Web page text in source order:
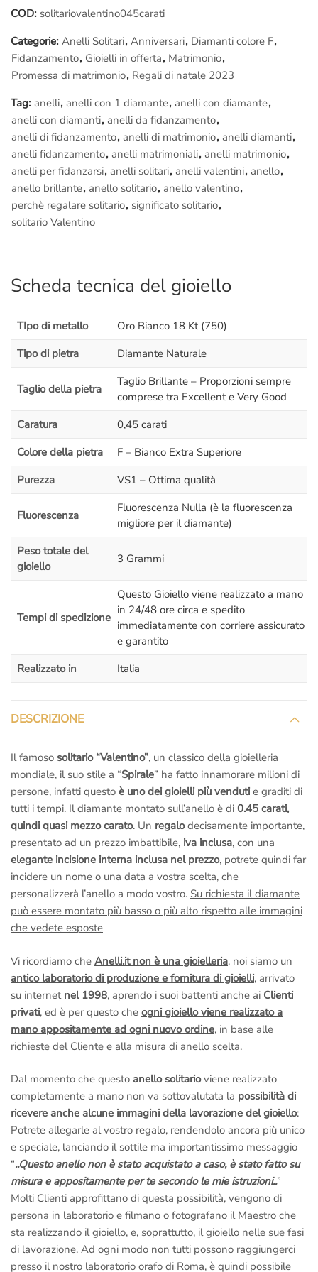
COD: solitariovalentino045carati
Categorie: Anelli Solitari, Anniversari, Diamanti colore F,
Fidanzamento, Gioielli in offerta, Matrimonio,
Promessa di matrimonio, Regali di natale 2023
Tag: anelli, anelli con 1 diamante, anelli con diamante,
anelli con diamanti, anelli da fidanzamento,
anelli di fidanzamento, anelli di matrimonio, anelli diamanti,
anelli fidanzamento, anelli matrimoniali, anelli matrimonio,
anelli per fidanzarsi, anelli solitari, anelli valentini, anello,
anello brillante, anello solitario, anello valentino,
perchè regalare solitario, significato solitario,
solitario Valentino
Scheda tecnica del gioiello
TIpo di metallo
Oro Bianco 18 Kt (750)
Tipo di pietra
Diamante Naturale
Taglio della pietra
Taglio Brillante – Proporzioni sempre
comprese tra Excellent e Very Good
Caratura
0,45 carati
Colore della pietra
F – Bianco Extra Superiore
Purezza
VS1 – Ottima qualità
Fluorescenza
Fluorescenza Nulla (è la fluorescenza
migliore per il diamante)
Peso totale del
gioiello
3 Grammi
Tempi di spedizione
Questo Gioiello viene realizzato a mano
in 24/48 ore circa e spedito
immediatamente con corriere assicurato
e garantito
Realizzato in
Italia
DESCRIZIONE
Il famoso solitario “Valentino”, un classico della gioielleria
mondiale, il suo stile a “Spirale” ha fatto innamorare milioni di
persone, infatti questo è uno dei gioielli più venduti e graditi di
tutti i tempi. Il diamante montato sull’anello è di 0.45 carati,
quindi quasi mezzo carato. Un regalodecisamente importante,
presentato ad un prezzo imbattibile, iva inclusa, con una
elegante incisione interna inclusa nel prezzo, potrete quindi far
incidere un nome o una data a vostra scelta, che
personalizzerà l’anello a modo vostro. Su richiesta il diamante
può essere montato più basso o più alto rispetto alle immagini
che vedete esposte
Vi ricordiamo che Anelli.it non è una gioielleria, noi siamo un
antico laboratorio di produzione e fornitura di gioielli, arrivato
su internet nel 1998, aprendo i suoi battenti anche ai Clienti
privati, ed è per questo che ogni gioiello viene realizzato a
mano appositamente ad ogni nuovo ordine, in base alle
richieste del Cliente e alla misura di anello scelta.
Dal momento che questo anello solitarioviene realizzato
completamente a mano non va sottovalutata la possibilità di
ricevere anche alcune immagini della lavorazione del gioiello:
Potrete allegarle al vostro regalo, rendendolo ancora più unico
e speciale, lanciando il sottile ma importantissimo messaggio
“..Questo anello non è stato acquistato a caso, è stato fatto su
misura e appositamente per te secondo le mie istruzioni..”
Molti Clienti approfittano di questa possibilità, vengono di
persona in laboratorio e filmano o fotografano il Maestro che
sta realizzando il gioiello, e, soprattutto, il gioiello nelle sue fasi
di lavorazione. Ad ogni modo non tutti possono raggiungerci
presso il nostro laboratorio orafo di Roma, è quindi possibile